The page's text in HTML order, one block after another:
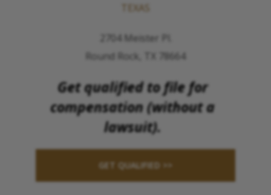
TEXAS
2704 Meister Pl.
Round Rock, TX 78664
Get qualified to file for
compensation (without a
lawsuit).
GET QUALIFIED >>